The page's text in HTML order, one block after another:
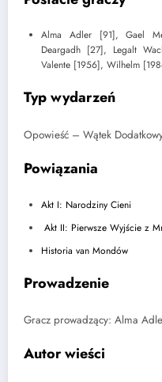
Alma Adler [91], Gael
Deargadh [27], Legalt
Valente [1956], Wilhelm
Typ wydarzeń
Opowieść – Wątek
Powiązania
Akt I: Narodziny Cieni
Akt II: Pierwsze Wyjście z
Historia van Mondów
Prowadzenie
Gracz prowadzący: Alma
Autor wieści